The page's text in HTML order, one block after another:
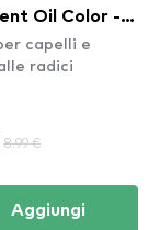
Oil Color -
Brown
capelli e
radici
8.99 €
Aggiungi